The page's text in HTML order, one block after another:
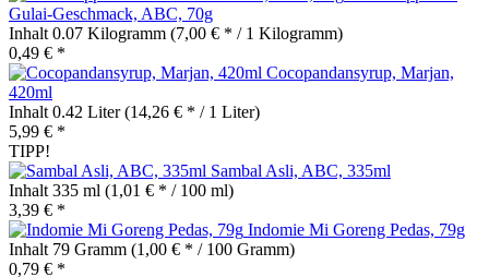
Gulai-Geschmack, ABC, 70g
Inhalt 0.07 Kilogramm (7,00 € * / 1 Kilogramm)
0,49 € *
Cocopandansyrup, Marjan,
420ml
Inhalt 0.42 Liter(14,26 € * / 1 Liter)
5,99 € *
TIPP!
Sambal Asli, ABC, 335ml
Inhalt 335 ml (1,01 € * / 100 ml)
3,39 € *
Indomie Mi Goreng Pedas, 79g
Inhalt 79 Gramm (1,00 € * / 100 Gramm)
0,79 € *